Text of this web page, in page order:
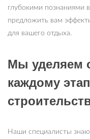
глубокими познаниями
предложить вам
для вашего отдыха.
Мы уделяем
каждому
Наши специалисты